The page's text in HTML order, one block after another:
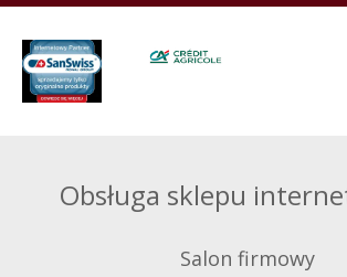
Obsługa sklepu
Salon firmowy